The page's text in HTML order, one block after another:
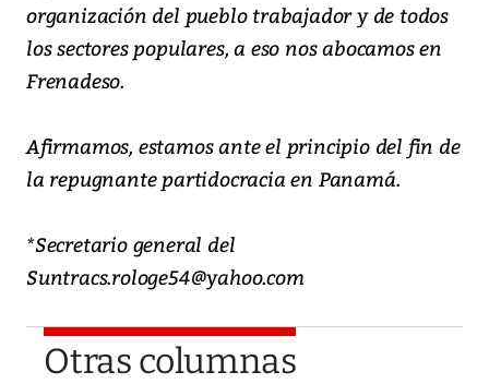
organización del pueblo trabajador y de todos
los sectores populares, a eso nos abocamos en
Frenadeso.
Afirmamos, estamos ante el principio del fin de
la repugnante partidocracia en Panamá.
*Secretario general del
Suntracs.rologe54@yahoo.com
Otras columnas